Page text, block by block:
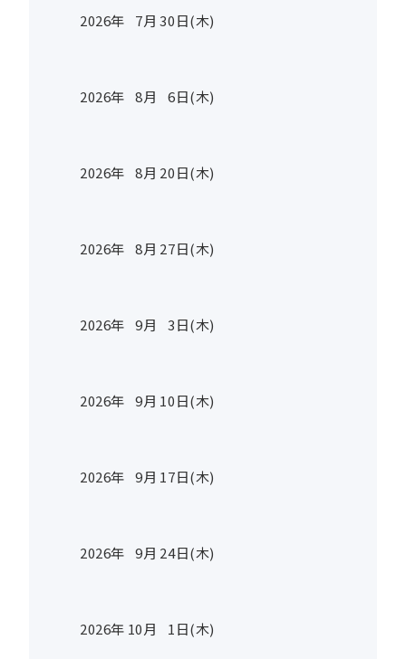
2026年 7月 30日(木)
2026年 8月 6日(木)
2026年 8月 20日(木)
2026年 8月 27日(木)
2026年 9月 3日(木)
2026年 9月 10日(木)
2026年 9月 17日(木)
2026年 9月 24日(木)
2026年 10月 1日(木)